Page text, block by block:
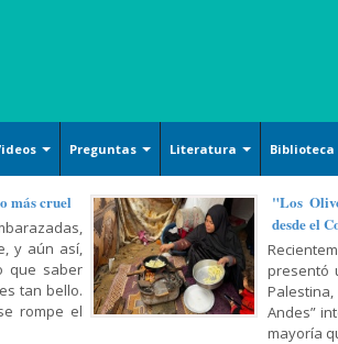
Arquitecture
Handicrafts
Islamic Calligraphy
Persian Miniature
Preguntas Literatura
Ensayos literarios
Poesía
Cuentos
Biblioteca
Islam
Oración
Filosofía
más cruel
y aún así,
que saber
tan bello.
rompe el
"Los
desde el
presentó
Andes”
mayoría